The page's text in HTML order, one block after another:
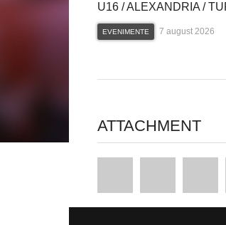
U16 / ALEXANDRIA /
EVENIMENTE 7 august 2026
ATTACHMENT